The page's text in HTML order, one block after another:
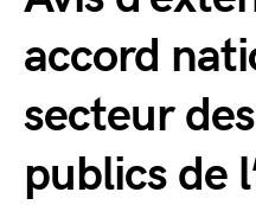
accord
secteur
publics de